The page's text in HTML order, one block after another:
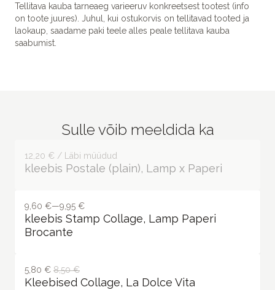
Tellitava kauba tarneaeg varieeruv konkreetsest tootest (info
on toote juures). Juhul, kui ostukorvis on tellitavad tooted ja
laokaup, saadame paki teele alles peale tellitava kauba
saabumist.
Sulle võib meeldida ka
12,20 € / Läbi müüdud
kleebis Postale (plain), Lamp x Paperi
9,60 €—9,95 €
kleebis Stamp Collage, Lamp Paperi
Brocante
5,80 € 8,50 €
Kleebised Collage, La Dolce Vita